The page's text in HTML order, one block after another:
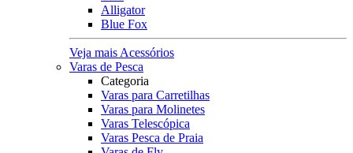
Alligator
Blue Fox
Veja mais Acessórios
Varas de Pesca
Categoria
Varas para Carretilhas
Varas para Molinetes
Varas Telescópica
Varas Pesca de Praia